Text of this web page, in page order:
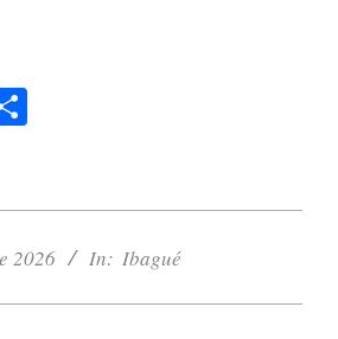
2026 In: Ibagué